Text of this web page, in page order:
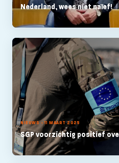
Nederland, wees niet naïef!
NIEUWS - 11 MAART 2025
SGP voorzichtig positief